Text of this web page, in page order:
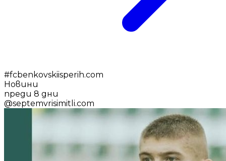
#fcbenkovskiisperih.com
Новини
преди 8 дни
@septemvrisimitli.com